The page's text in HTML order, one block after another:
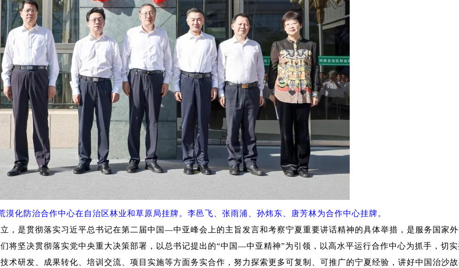
防治合作中心在自治区林业和草原局挂牌。李邑飞、张雨浦、孙炜东、唐芳林为合作中心挂牌。
是贯彻落实习近平总书记在第二届中国—中亚峰会上的主旨发言和考察宁夏重要讲话精神的具体举措，是服务国家
将坚决贯彻落实党中央重大决策部署，以总书记提出的“中国—中亚精神”为引领，以高水平运行合作中心为抓手，切
术研发、成果转化、培训交流、项目实施等方面务实合作，努力探索更多可复制、可推广的宁夏经验，讲好中国治沙